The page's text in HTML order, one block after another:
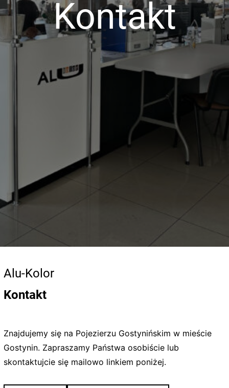
Kontakt
Alu-Kolor
Kontakt
Znajdujemy się na Pojezierzu Gostynińskim w mieście
Gostynin. Zapraszamy Państwa osobiście lub
skontaktujcie się mailowo linkiem poniżej.